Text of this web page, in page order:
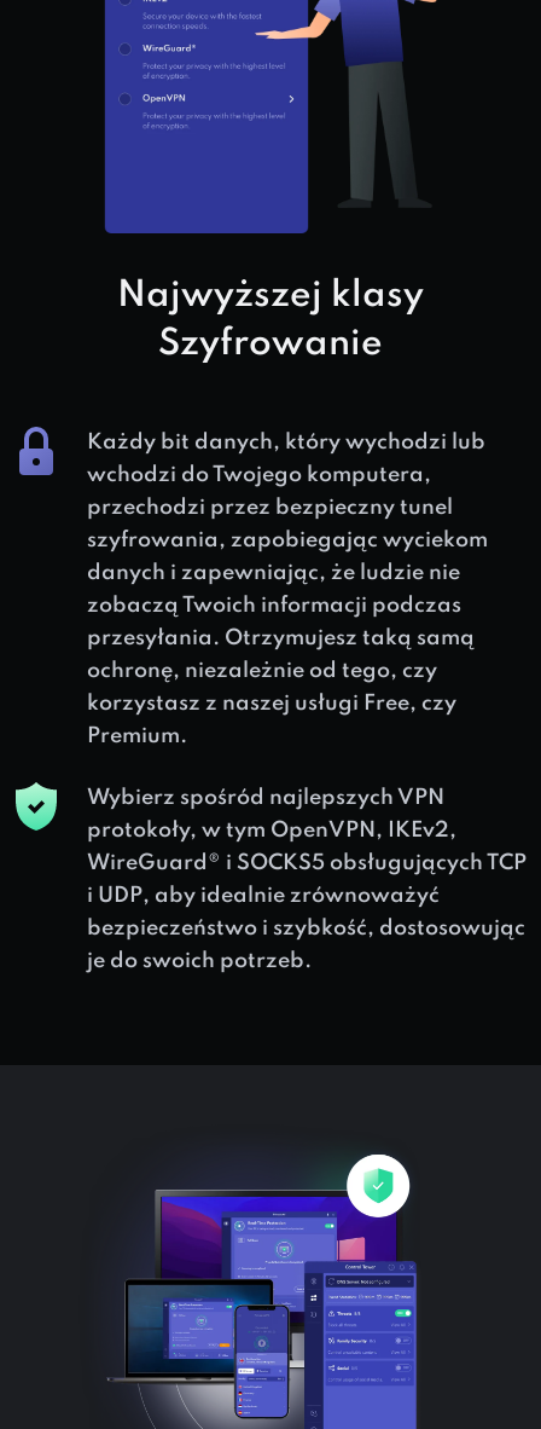
Najwyższej klasy
Szyfrowanie
Każdy bit danych, który wychodzi lub
wchodzi do Twojego komputera,
przechodzi przez bezpieczny tunel
szyfrowania, zapobiegając wyciekom
danych i zapewniając, że ludzie nie
zobaczą Twoich informacji podczas
przesyłania. Otrzymujesz taką samą
ochronę, niezależnie od tego, czy
korzystasz z naszej usługi Free, czy
Premium.
Wybierz spośród najlepszych VPN
protokoły, w tym OpenVPN, IKEv2,
WireGuard® i SOCKS5 obsługujących TCP
i UDP, aby idealnie zrównoważyć
bezpieczeństwo i szybkość, dostosowując
je do swoich potrzeb.